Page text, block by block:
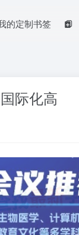
的定制书签
际化高